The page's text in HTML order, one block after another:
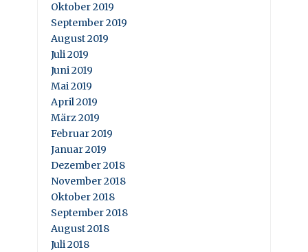
Oktober 2019
September 2019
August 2019
Juli 2019
Juni 2019
Mai 2019
April 2019
März 2019
Februar 2019
Januar 2019
Dezember 2018
November 2018
Oktober 2018
September 2018
August 2018
Juli 2018